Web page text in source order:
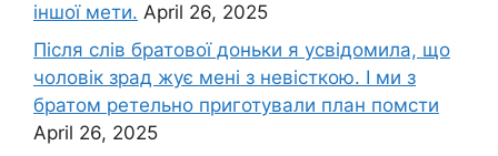
іншої мети. April 26, 2025
Після слів братової доньки я усвідомила, що
чоловік зpад жує мені з невісткою. І ми з
братом ретельно приготували план помсти
April 26, 2025